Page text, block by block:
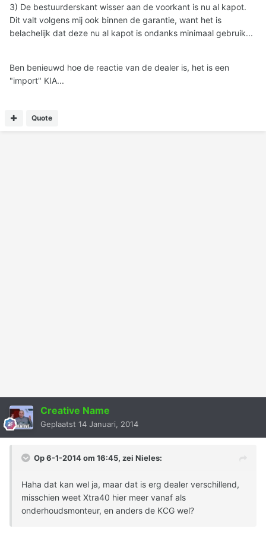
3) De bestuurderskant wisser aan de voorkant is nu al kapot.
Dit valt volgens mij ook binnen de garantie, want het is
belachelijk dat deze nu al kapot is ondanks minimaal gebruik...
Ben benieuwd hoe de reactie van de dealer is, het is een
"import" KIA...
Quote
Creative Name
Geplaatst 14 Januari, 2014
Op 6-1-2014 om 16:45, zei Nieles:
Haha dat kan wel ja, maar dat is erg dealer verschillend,
misschien weet Xtra40 hier meer vanaf als
onderhoudsmonteur, en anders de KCG wel?